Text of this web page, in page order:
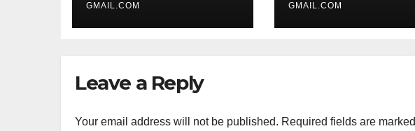
GMAIL.COM GMAIL.COM
Leave a Reply
Your email address will not be published. Required fields are marked